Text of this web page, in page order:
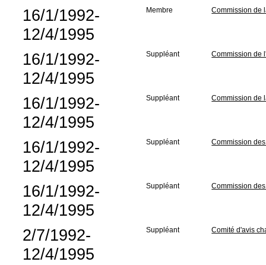
16/1/1992-
12/4/1995
Membre Commission de
16/1/1992-
12/4/1995
Suppléant Commission de
16/1/1992-
12/4/1995
Suppléant Commission de
16/1/1992-
12/4/1995
Suppléant Commission
16/1/1992-
12/4/1995
Suppléant Commission
2/7/1992-
12/4/1995
Suppléant Comité d'avis